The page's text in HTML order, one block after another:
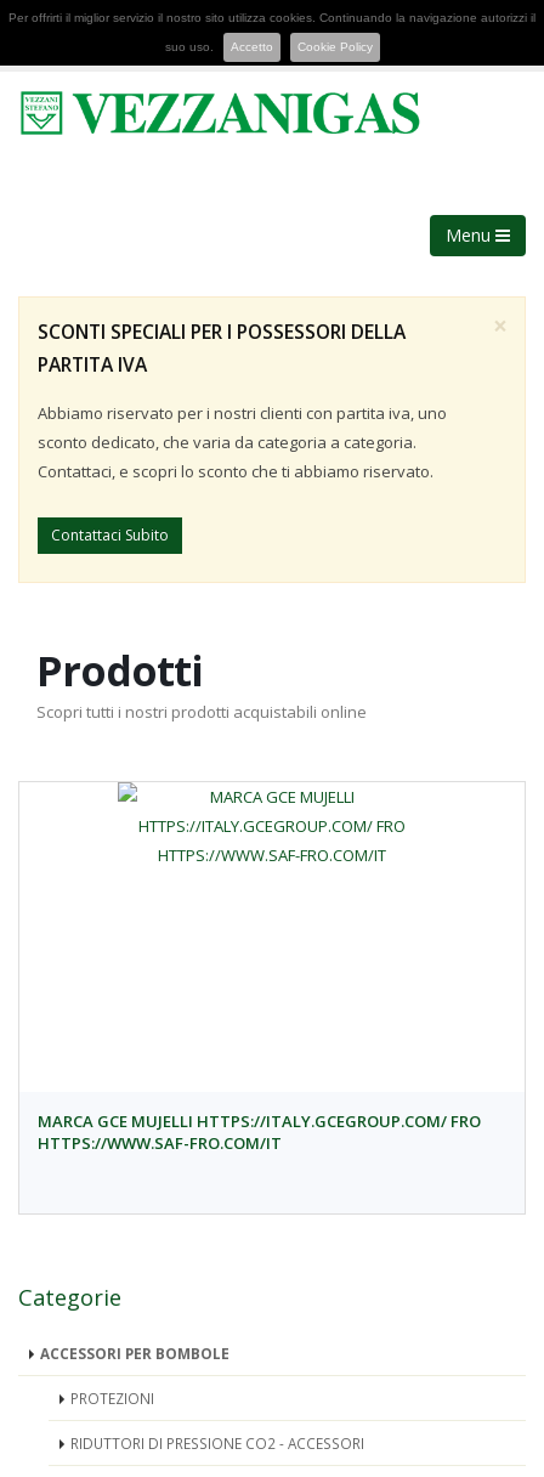
Per offrirti il miglior servizio il nostro sito utilizza cookies. Continuando la navigazione autorizzi il
suo uso. Accetto Cookie Policy
Menu
×
SCONTI SPECIALI PER I POSSESSORI DELLA
PARTITA IVA
Abbiamo riservato per i nostri clienti con partita iva, uno
sconto dedicato, che varia da categoria a categoria.
Contattaci, e scopri lo sconto che ti abbiamo riservato.
Contattaci Subito
Prodotti
Scopri tutti i nostri prodotti acquistabili online
MARCA GCE MUJELLI HTTPS://ITALY.GCEGROUP.COM/ FRO
HTTPS://WWW.SAF-FRO.COM/IT
Categorie
ACCESSORI PER BOMBOLE
PROTEZIONI
RIDUTTORI DI PRESSIONE CO2 - ACCESSORI